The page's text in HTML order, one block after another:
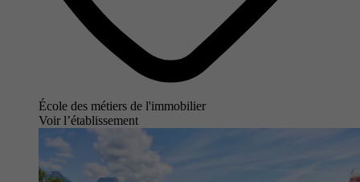
École des métiers de l'immobilier
Voir l’établissement